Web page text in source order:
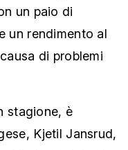
un paio di
un rendimento al
di problemi
stagione, è
Kjetil Jansrud,